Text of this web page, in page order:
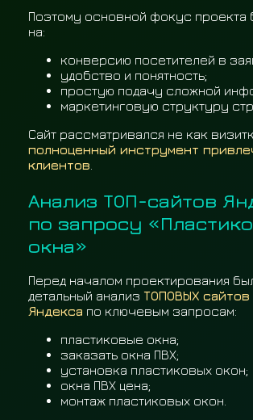
Поэтому основной фокус проекта
на:
конверсию посетителей в
удобство и понятность;
простую подачу сложной
маркетинговую структуру
Сайт рассматривался не как
полноценный инструмент
клиентов
Анализ ТОП-сайтов
по запросу
окна»
Перед началом проектирования
детальный анализ ТОПОВЫХ
Яндекса по ключевым запросам:
пластиковые окна;
заказать окна ПВХ;
установка пластиковых окон;
окна ПВХ цена;
монтаж пластиковых окон.